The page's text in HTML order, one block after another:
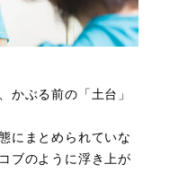
かぶる前の「土台」
にまとめられていな
ブのように浮き上が